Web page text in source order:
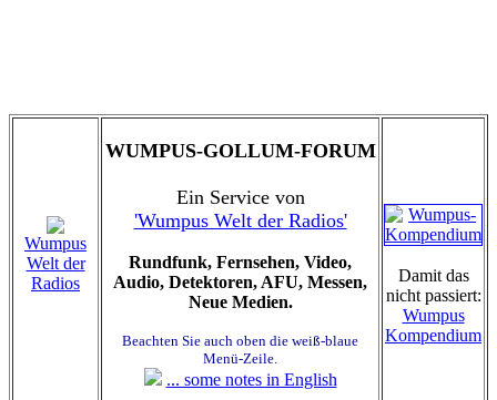
Wumpus
Welt der
Radios
WUMPUS-GOLLUM-FORUM
Ein Service von
'Wumpus Welt der Radios'
Rundfunk, Fernsehen, Video,
Audio, Detektoren, AFU, Messen,
Neue Medien.
Beachten Sie auch oben die weiß-blaue
Menü-Zeile.
... some notes in English
Damit das
nicht passiert:
Wumpus
Kompendium